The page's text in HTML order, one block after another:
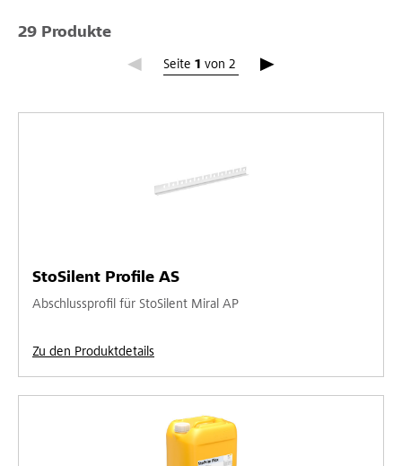
29 Produkte
Seite 1 von 2
Seite 1
StoSilent Profile AS
Abschlussprofil für StoSilent Miral AP
Zu den Produktdetails